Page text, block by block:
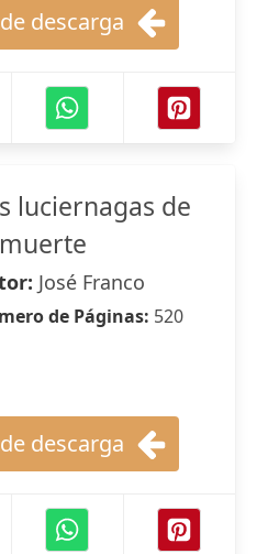
descarga
luciernagas de
José Franco
de Páginas: 520
descarga